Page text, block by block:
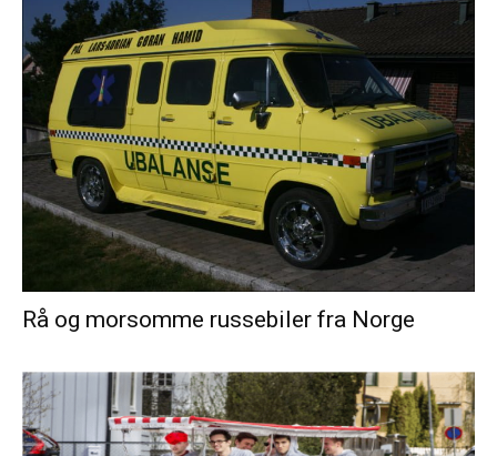
Rå og morsomme russebiler fra Norge